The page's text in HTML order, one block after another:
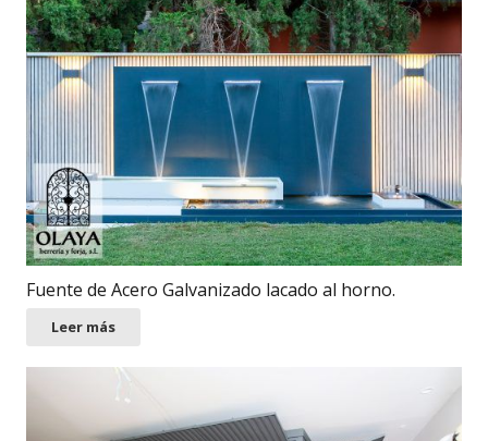
Fuente de Acero Galvanizado lacado al horno.
Leer más